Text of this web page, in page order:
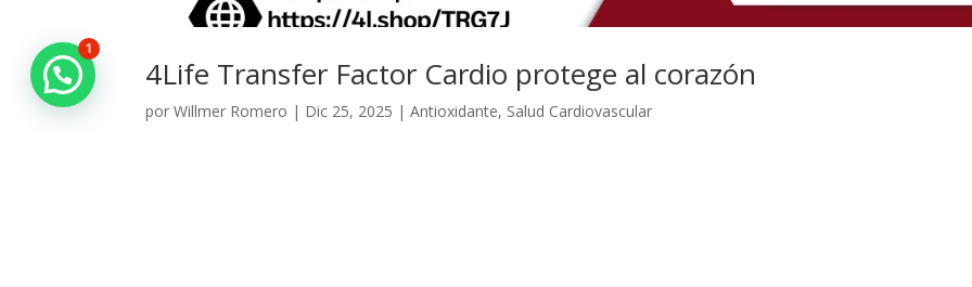
4Life Transfer Factor Cardio protege al corazón
porWillmer Romero | Dic 25, 2025 |Antioxidante, Salud Cardiovascular
1